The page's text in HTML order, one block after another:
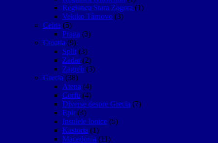
Regiunea Stara Zagora (1)
Vekiko Târnovo (3)
Cehia (5)
Praga (3)
Croatia (9)
Split (3)
Zadar (2)
Zagreb (3)
Grecia (38)
Atena (4)
Corfu (4)
Diverse despre Grecia (7)
Epir (4)
Insulele Ionice (5)
Kastoria (1)
Macedonia (11)